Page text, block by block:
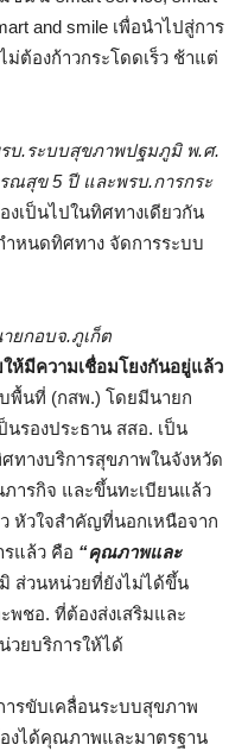
and smile เพื่อนำไปสู่การ
ต้องก้าวกระโดดเร็ว ช้าแต่
บ.ระบบสุขภาพปฐมภูมิ พ.ศ.
ณสุข 5 ปี และพรบ.การกระ
เป็นไปในทิศทางเดียวกัน
ำหนดทิศทาง จัดการระบบ
ยกอบจ.ภูเก็ต
ห้มีความเชื่อมโยงกันอยู่แล้ว
พื้นที่ (กสพ.) โดยมีนายก
รองประธาน สสอ. เป็น
ทางบริการสุขภาพในจังหวัด
ารกิจ และขึ้นทะเบียนแล้ว
หัวใจสำคัญที่นอกเหนือจาก
แล้ว คือ “คุณภาพและ
ส่วนหน่วยที่ยังไม่ได้ขึ้น
ชอ. ที่ต้องส่งเสริมและ
ยบริการให้ได้
ารขับเคลื่อนระบบสุขภาพ
งได้คุณภาพและมาตรฐาน